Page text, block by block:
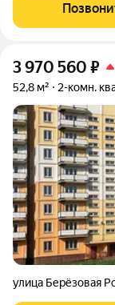
3 970 560 ₽
52,8 м² 2-комн.
улица Берёзовая